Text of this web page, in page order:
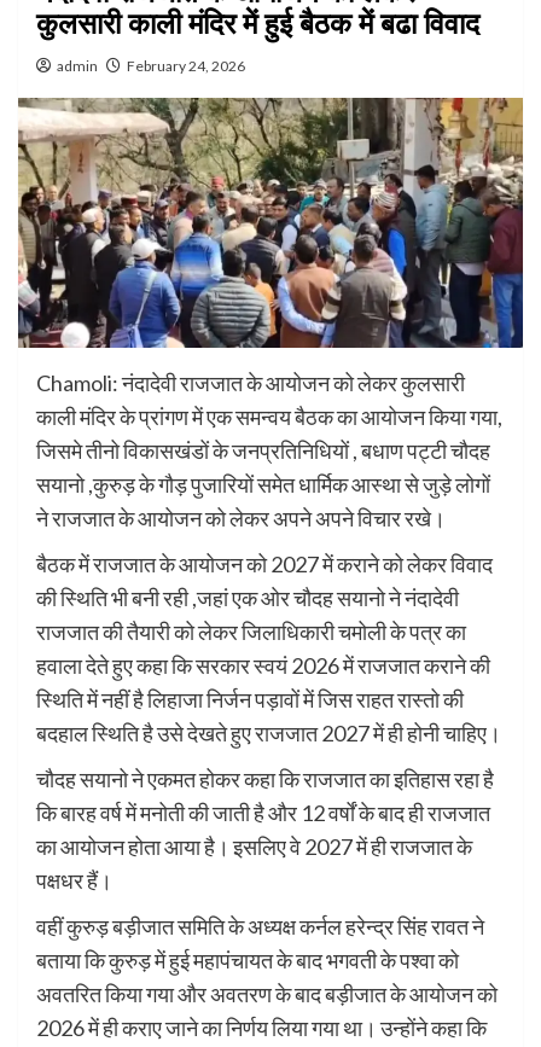
कुलसारी काली मंदिर में हुई बैठक में बढा विवाद
admin February 24, 2026
Chamoli: नंदादेवी राजजात के आयोजन को लेकर कुलसारी
काली मंदिर के प्रांगण में एक समन्वय बैठक का आयोजन किया गया,
जिसमे तीनो विकासखंडों के जनप्रतिनिधियों , बधाण पट्टी चौदह
सयानो ,कुरुड़ के गौड़ पुजारियों समेत धार्मिक आस्था से जुड़े लोगों
ने राजजात के आयोजन को लेकर अपने अपने विचार रखे।
बैठक में राजजात के आयोजन को 2027 में कराने को लेकर विवाद
की स्थिति भी बनी रही ,जहां एक ओर चौदह सयानो ने नंदादेवी
राजजात की तैयारी को लेकर जिलाधिकारी चमोली के पत्र का
हवाला देते हुए कहा कि सरकार स्वयं 2026 में राजजात कराने की
स्थिति में नहीं है लिहाजा निर्जन पड़ावों में जिस राहत रास्तो की
बदहाल स्थिति है उसे देखते हुए राजजात 2027 में ही होनी चाहिए।
चौदह सयानो ने एकमत होकर कहा कि राजजात का इतिहास रहा है
कि बारह वर्ष में मनोती की जाती है और 12 वर्षों के बाद ही राजजात
का आयोजन होता आया है। इसलिए वे 2027 में ही राजजात के
पक्षधर हैं।
वहीं कुरुड़ बड़ीजात समिति के अध्यक्ष कर्नल हरेन्द्र सिंह रावत ने
बताया कि कुरुड़ में हुई महापंचायत के बाद भगवती के पश्वा को
अवतरित किया गया और अवतरण के बाद बड़ीजात के आयोजन को
2026 में ही कराए जाने का निर्णय लिया गया था। उन्होंने कहा कि